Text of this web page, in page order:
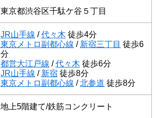
東京都渋谷区千駄ケ谷５丁目
JR山手線 /代々木 徒歩4分
東京メトロ副都心線 / 新宿三丁目 徒歩6
分
都営大江戸線 /代々木 徒歩6分
JR山手線 / 新宿 徒歩8分
東京メトロ副都心線 /北参道 徒歩8分
地上5階建て/鉄筋コンクリート